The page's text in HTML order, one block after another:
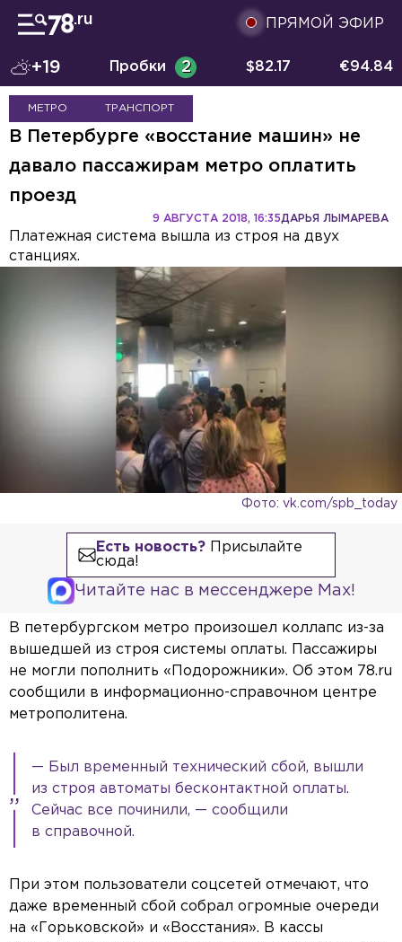
ПРЯМОЙ ЭФИР
+19 Пробки 2 $82.17 €94.84
МЕТРО ТРАНСПОРТ
В Петербурге «восстание машин» не
давало пассажирам метро оплатить
проезд
ДАРЬЯ ЛЫМАРЕВА
9 АВГУСТА 2018, 16:35
Платежная система вышла из строя на двух
станциях.
Фото: vk.com/spb_today
Есть новость?Присылайте
сюда!
Читайте нас в мессенджере Max!
В петербургском метро произошел коллапс из-за
вышедшей из строя системы оплаты. Пассажиры
не могли пополнить «Подорожники». Об этом 78.ru
сообщили в информационно-справочном центре
метрополитена.
— Был временный технический сбой, вышли
из строя автоматы бесконтактной оплаты.
Сейчас все починили, — сообщили
в справочной.
При этом пользователи соцсетей отмечают, что
даже временный сбой собрал огромные очереди
на «Горьковской» и «Восстания». В кассы